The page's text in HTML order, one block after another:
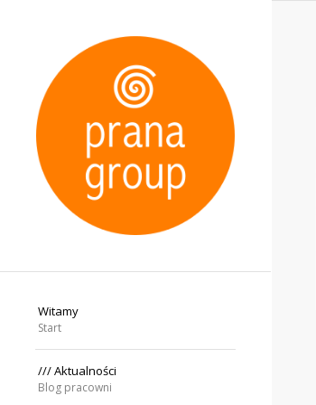
Witamy
Start
/// Aktualności
Blog pracowni